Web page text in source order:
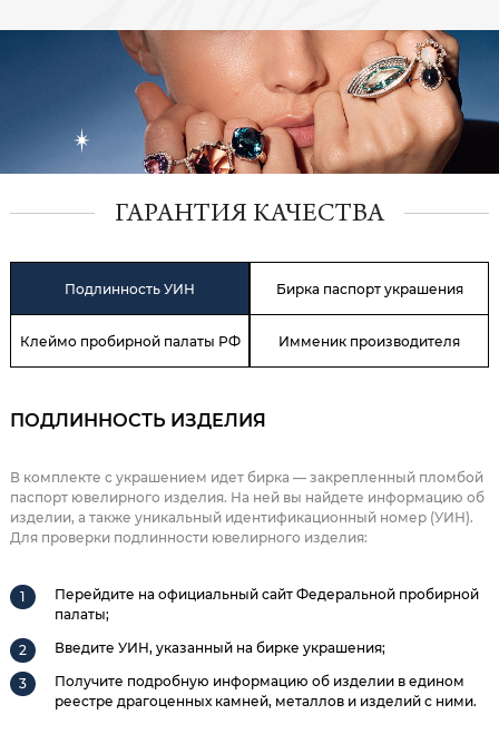
ГАРАНТИЯ КАЧЕСТВА
Подлинность УИН Бирка паспорт украшения
Клеймо пробирной палаты РФ Имменик производителя
ПОДЛИННОСТЬ ИЗДЕЛИЯ
В комплекте с украшением идет бирка — закрепленный пломбой
паспорт ювелирного изделия. На ней вы найдете информацию об
изделии, а также уникальный идентификационный номер (УИН).
Для проверки подлинности ювелирного изделия:
Перейдите на официальный сайт Федеральной пробирной
палаты;
Введите УИН, указанный на бирке украшения;
Получите подробную информацию об изделии в едином
реестре драгоценных камней, металлов и изделий с ними.